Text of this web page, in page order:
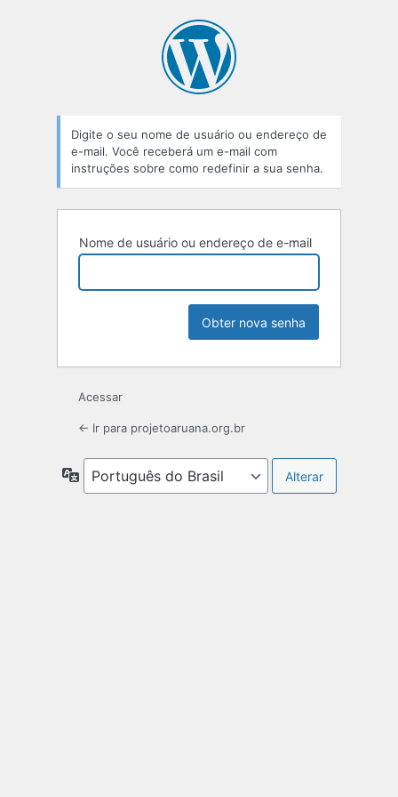
Digite o seu nome de usuário ou endereço de
e-mail. Você receberá um e-mail com
instruções sobre como redefinir a sua senha.
Nome de usuário ou endereço de e-mail
Acessar
← Ir para projetoaruana.org.br
Idioma